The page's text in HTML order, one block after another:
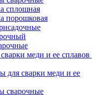
сплошная
порошковая
меди и ее сплавов
для сварки меди и ее
сварочные